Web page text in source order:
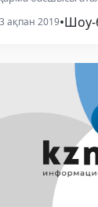
ақпан 2019•Шоу-